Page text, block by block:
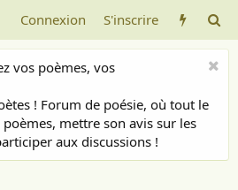
Connexion S'inscrire
vos poèmes, vos
! Forum de poésie, où tout le
mettre son avis sur les
aux discussions !